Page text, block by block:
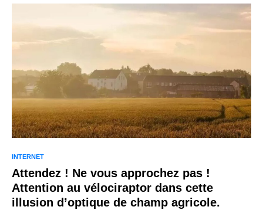
INTERNET
Attendez ! Ne vous approchez pas !
Attention au vélociraptor dans cette
illusion d’optique de champ agricole.